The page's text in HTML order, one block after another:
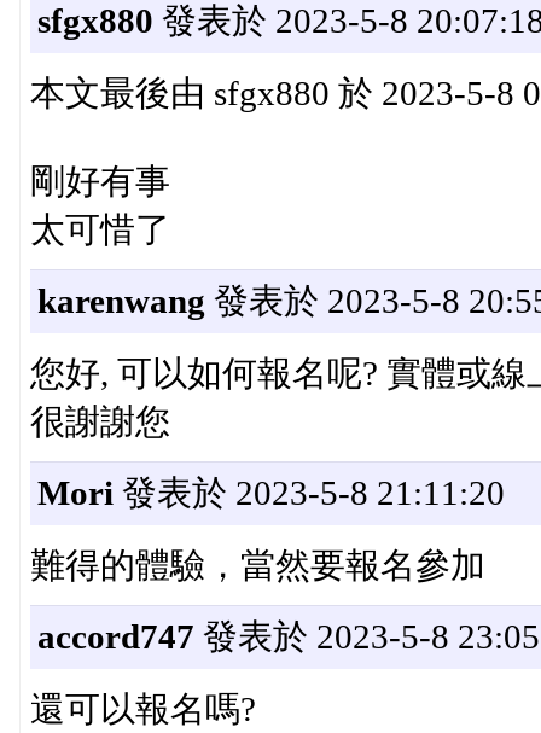
sfgx880 發表於 2023-5-8
本文最後由 sfgx880 於 2023-5-8
剛好有事
太可惜了
karenwang 發表於 2023-5-8
您好, 可以如何報名呢? 實體或線
很謝謝您
Mori 發表於 2023-5-8 21:11:20
難得的體驗，當然要報名參加
accord747 發表於 2023-5-8
還可以報名嗎?